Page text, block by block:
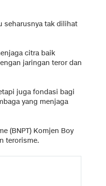
seharusnya tak dilihat
citra baik
jaringan teror dan
juga fondasi bagi
yang menjaga
(BNPT) Komjen Boy
terorisme.